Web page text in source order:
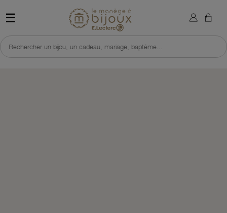
☰ Retour à l'accueil du site
Rechercher un bijou, un cadeau, mariage, baptême...
×